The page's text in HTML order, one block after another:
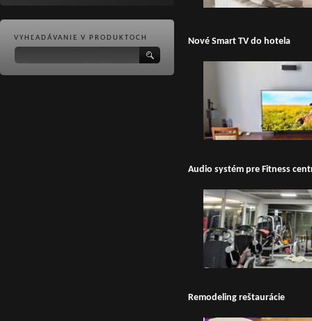
VYHĽADÁVANIE V PRODUKTOCH Nové Smart TV do hotela
Audio systém pre Fitness
Remodeling reštaurácie